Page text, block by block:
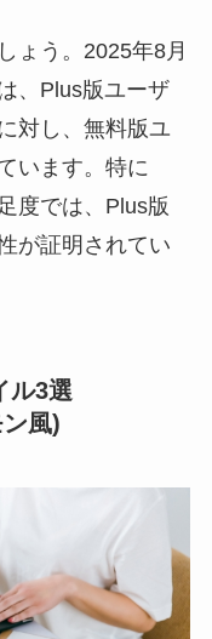
ょう。2025年8月
、Plus版ユーザ
対し、無料版ユ
います。特に
度では、Plus版
が証明されてい
ル3選
風)